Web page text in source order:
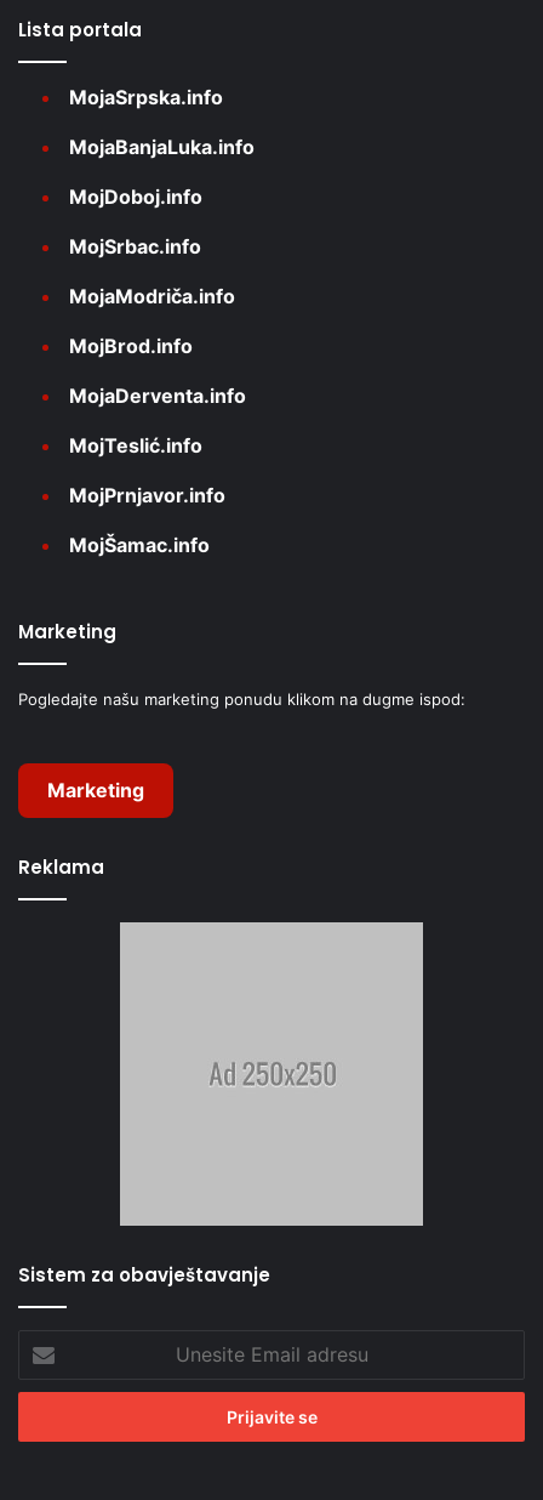
Lista portala
MojaSrpska.info
MojaBanjaLuka.info
MojDoboj.info
MojSrbac.info
MojaModriča.info
MojBrod.info
MojaDerventa.info
MojTeslić.info
MojPrnjavor.info
MojŠamac.info
Marketing
Pogledajte našu marketing ponudu klikom na dugme ispod:
Marketing
Reklama
Sistem za obavještavanje
Email
adresu